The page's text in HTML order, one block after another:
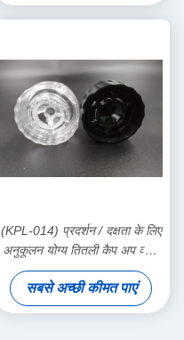
(KPL-014) प्रदर्शन / दक्षता के लिए
अनुकूलन योग्य तितली कैप अप व्यास
50 मिमी
सबसे अच्छी कीमत पाएं